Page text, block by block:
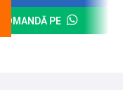
COMANDĂ PE